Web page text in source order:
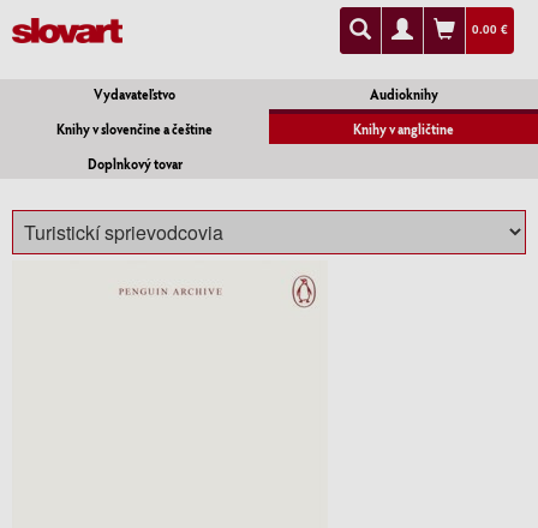
0.00 €
Vydavateľstvo
Audioknihy
Knihy v slovenčine a češtine
Knihy v angličtine
Doplnkový tovar